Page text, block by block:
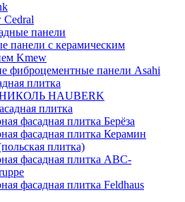
Cedral
панели
панели с керамическим
Kmew
фиброцементные панели Asahi
плитка
HAUBERK
плитка
фасадная плитка Берёза
фасадная плитка Керамин
плитка)
фасадная плитка ABC-
фасадная плитка Feldhaus